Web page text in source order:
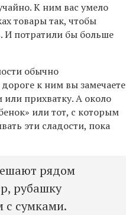
К ним вас умело
товары так, чтобы
И потратили бы больше
обычно
к ним вы замечаете
или прихватку. А около
или тот, с которым
эти сладости, пока
рядом
рубашку
с сумками.